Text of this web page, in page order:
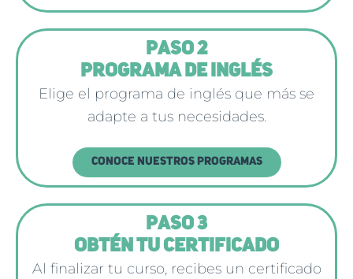
PASO 2
PROGRAMA DE INGLÉS
Elige el programa de inglés que más se
adapte a tus necesidades.
Conoce nuestros programas
PASO 3
OBTÉN TU CERTIFICADO
Al finalizar tu curso, recibes un certificado